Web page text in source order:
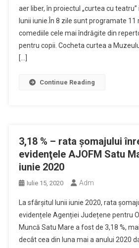
aer liber, în proiectul „curtea cu
lunii iunie.În 8 zile sunt programate
comediile cele mai îndrăgite din
pentru copii. Cocheta curtea a
[…]
Continue Reading
3,18 % – rata şomajului
evidenţele AJOFM Satu
iunie 2020
Iulie 15, 2020 Adm
La sfârșitul lunii iunie 2020, rata
evidențele Agenției Județene pentru
Muncă Satu Mare a fost de 3,18 %,
decât cea din luna mai a anului 2020